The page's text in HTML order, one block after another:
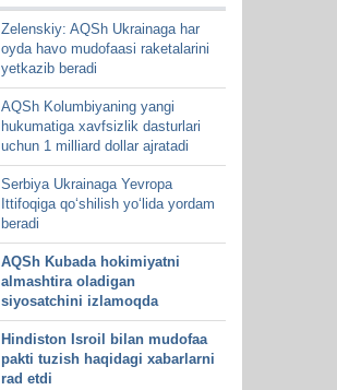
Zelenskiy: AQSh Ukrainaga har
oyda havo mudofaasi raketalarini
yetkazib beradi
AQSh Kolumbiyaning yangi
hukumatiga xavfsizlik dasturlari
uchun 1 milliard dollar ajratadi
Serbiya Ukrainaga Yevropa
Ittifoqiga qo‘shilish yo‘lida yordam
beradi
AQSh Kubada hokimiyatni
almashtira oladigan
siyosatchini izlamoqda
Hindiston Isroil bilan mudofaa
pakti tuzish haqidagi xabarlarni
rad etdi